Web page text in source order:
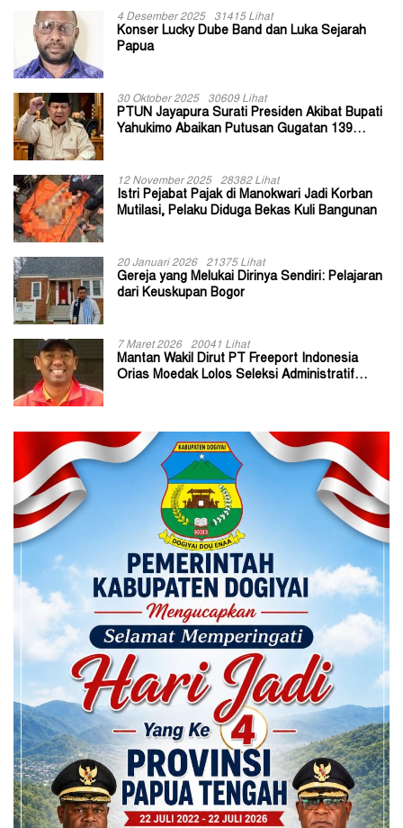
4 Desember 2025 31415 Lihat
Konser Lucky Dube Band dan Luka Sejarah
Papua
30 Oktober 2025 30609 Lihat
PTUN Jayapura Surati Presiden Akibat Bupati
Yahukimo Abaikan Putusan Gugatan 139
12 November 2025 28382 Lihat
Istri Pejabat Pajak di Manokwari Jadi Korban
Mutilasi, Pelaku Diduga Bekas Kuli Bangunan
20 Januari 2026 21375 Lihat
Gereja yang Melukai Dirinya Sendiri: Pelajaran
dari Keuskupan Bogor
7 Maret 2026 20041 Lihat
Mantan Wakil Dirut PT Freeport Indonesia
Orias Moedak Lolos Seleksi Administratif